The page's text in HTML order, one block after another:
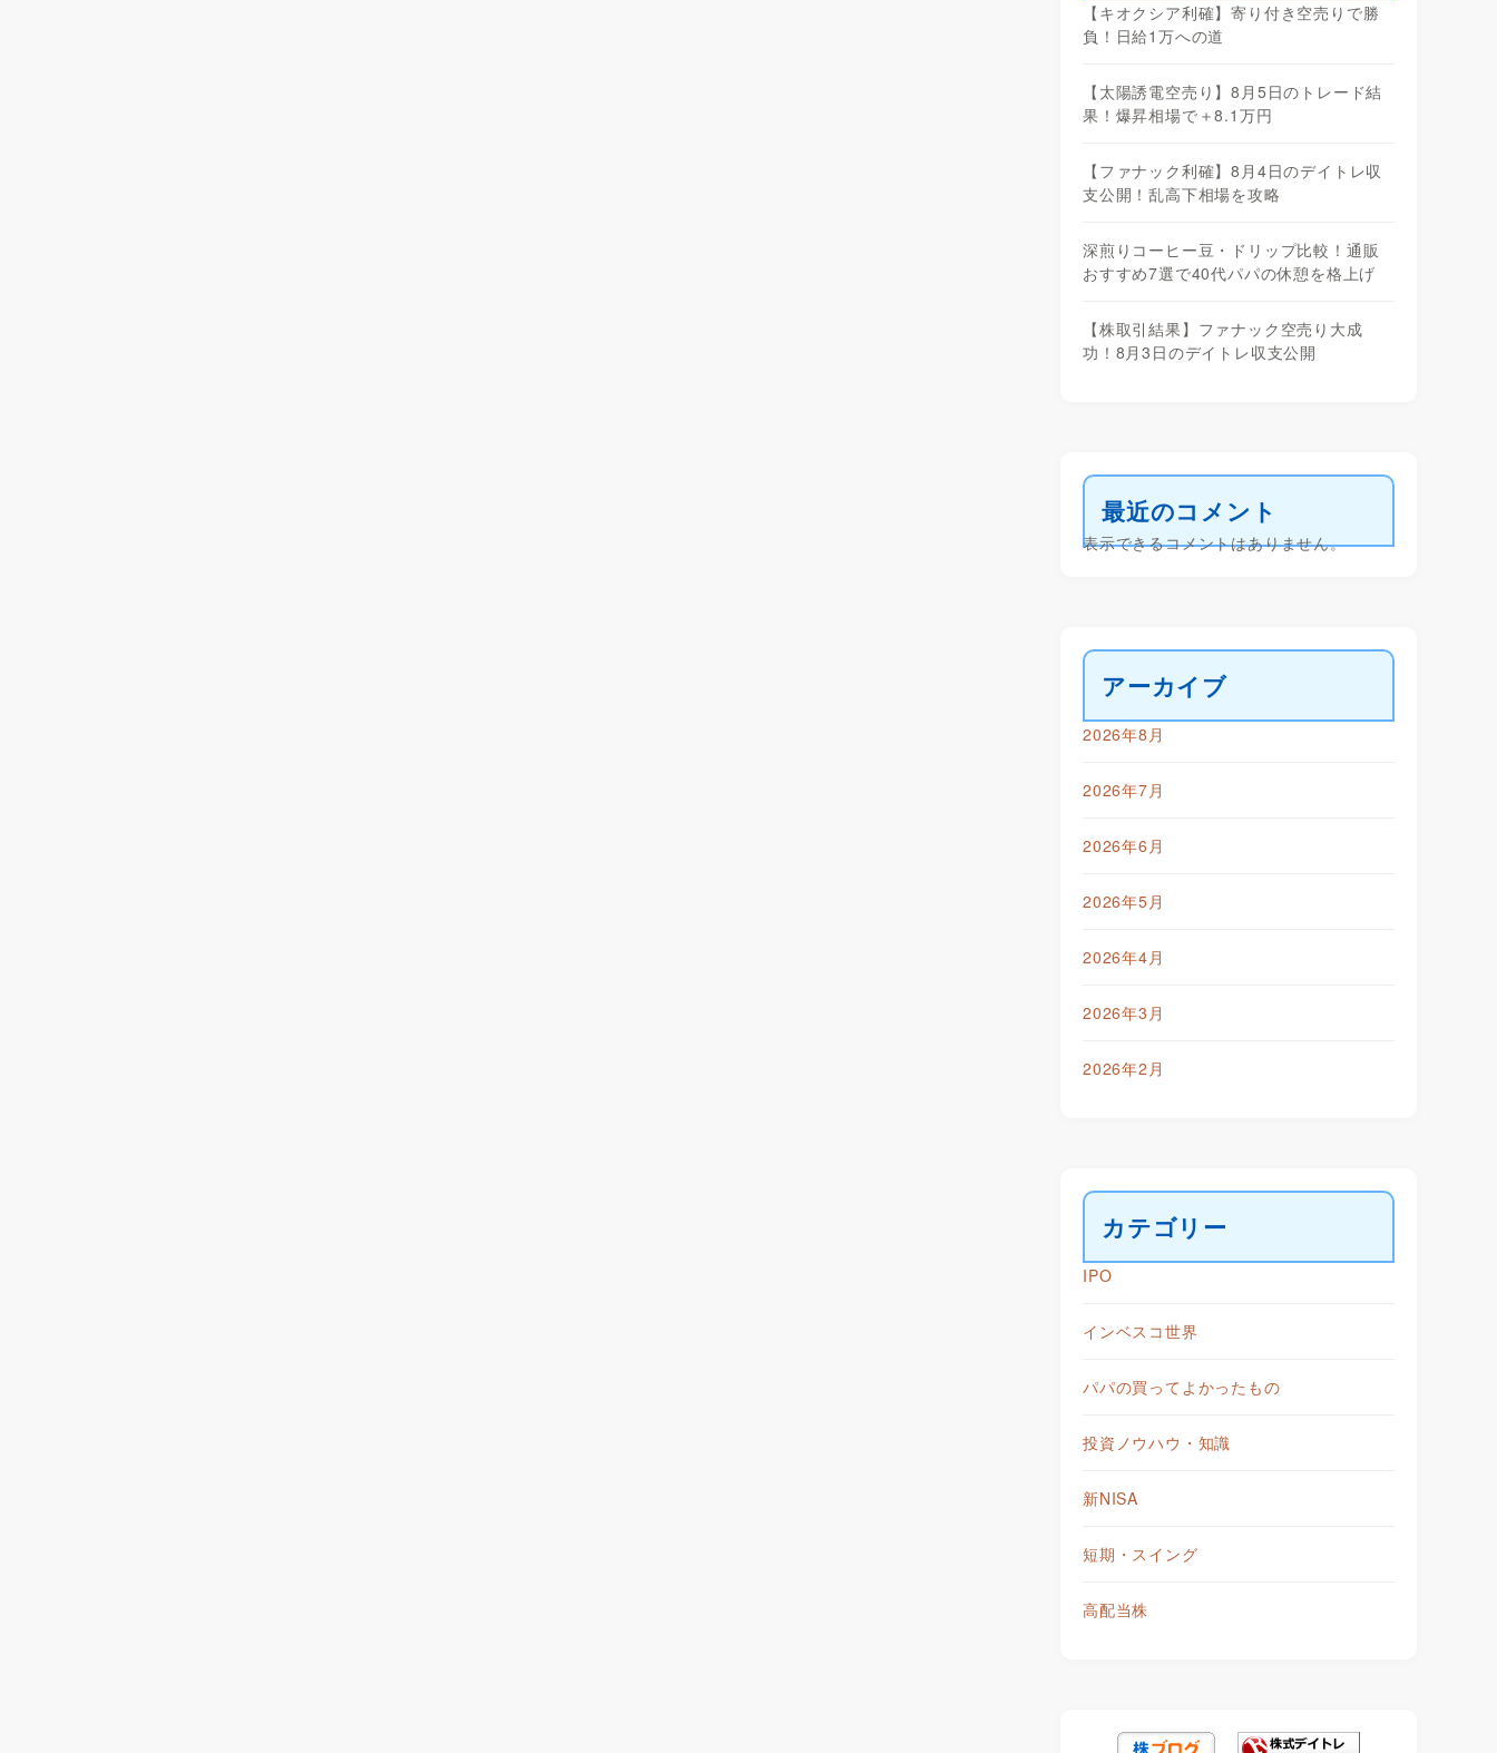
【キオクシア利確】寄り付き空売りで勝
負！日給1万への道
【太陽誘電空売り】8月5日のトレード結
果！爆昇相場で＋8.1万円
【ファナック利確】8月4日のデイトレ収
支公開！乱高下相場を攻略
深煎りコーヒー豆・ドリップ比較！通販
おすすめ7選で40代パパの休憩を格上げ
【株取引結果】ファナック空売り大成
功！8月3日のデイトレ収支公開
最近のコメント
表示できるコメントはありません。
アーカイブ
2026年8月
2026年7月
2026年6月
2026年5月
2026年4月
2026年3月
2026年2月
カテゴリー
IPO
インベスコ世界
パパの買ってよかったもの
投資ノウハウ・知識
新NISA
短期・スイング
高配当株